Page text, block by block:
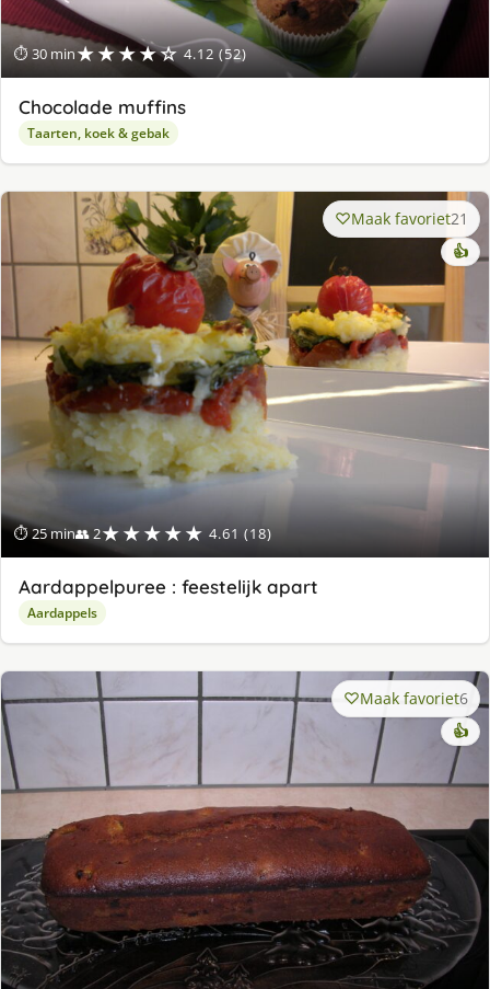
⏱ 30 min★★★★☆ 4.12 (52)
Chocolade muffins
Taarten, koek & gebak
⏱ 25 min👥 2★★★★★ 4.61 (18)
Maak favoriet21
👍
Aardappelpuree : feestelijk apart
Aardappels
Maak favoriet6
👍